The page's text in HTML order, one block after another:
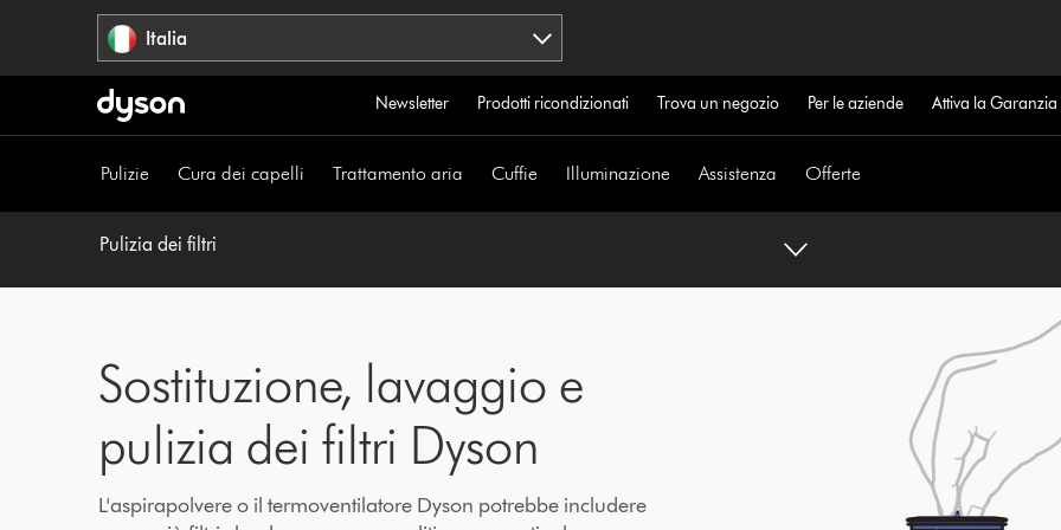
Italia
Newsletter Prodotti ricondizionati Trova un negozio Per le aziende Attiva la
Pulizie Cura dei capelli Trattamento aria Cuffie Illuminazione Assistenza Offerte
Pulizia dei filtri
Sostituzione, lavaggio e
pulizia dei filtri Dyson
L'aspirapolvere o il termoventilatore Dyson potrebbe includere